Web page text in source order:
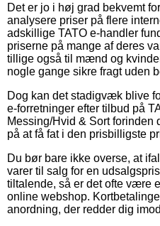
Det er jo i høj grad bekvemt
analysere priser på flere
adskillige TATO e-handler
priserne på mange af deres
tillige også til mænd og
nogle gange sikre fragt uden
Dog kan det stadigvæk blive
e-forretninger efter tilbud på
Messing/Hvid & Sort forinden
på at få fat i den prisbilligste
Du bør bare ikke overse, at
varer til salg for en
tiltalende, så er det ofte være
online webshop.
anordning, der redder dig